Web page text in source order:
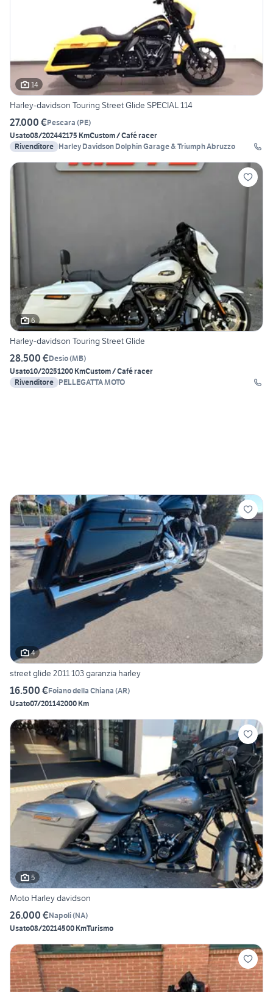
14
Harley-davidson Touring Street Glide SPECIAL 114
27.000 €Pescara (PE)
Usato08/202442175 KmCustom / Café racer
Rivenditore Harley Davidson Dolphin Garage & Triumph Abruzzo
6
Harley-davidson Touring Street Glide
28.500 €Desio(MB)
Usato10/20251200 KmCustom / Café racer
Rivenditore PELLEGATTA MOTO
4
street glide 2011 103 garanzia harley
16.500 €Foiano della Chiana (AR)
Usato07/201142000 Km
5
Moto Harley davidson
26.000 €Napoli(NA)
Usato08/20214500 KmTurismo